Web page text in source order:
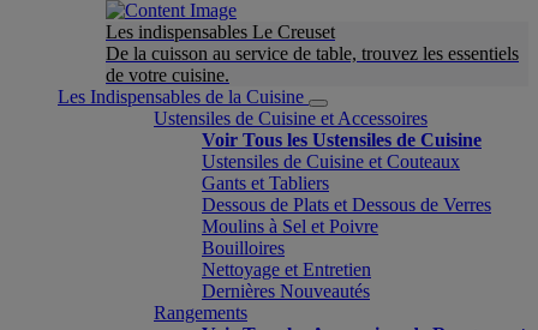
Les indispensables Le Creuset
De la cuisson au service de table, trouvez les essentiels
de votre cuisine.
Les Indispensables de la Cuisine
Ustensiles de Cuisine et Accessoires
Voir Tous les Ustensiles de Cuisine
Ustensiles de Cuisine et Couteaux
Gants et Tabliers
Dessous de Plats et Dessous de Verres
Moulins à Sel et Poivre
Bouilloires
Nettoyage et Entretien
Dernières Nouveautés
Rangements